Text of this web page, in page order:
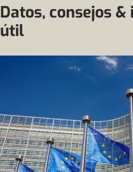
Datos, consejos
útil